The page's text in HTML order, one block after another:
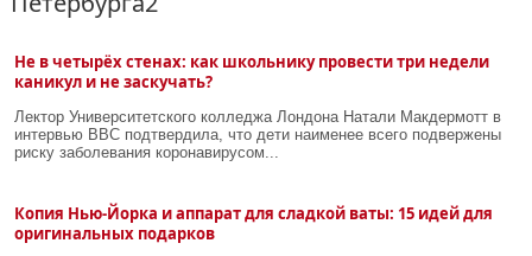
Не в четырёх стенах: как школьнику провести три недели
каникул и не заскучать?
Лектор Университетского колледжа Лондона Натали Макдермотт в
интервью BBC подтвердила, что дети наименее всего подвержены
риску заболевания коронавирусом...
Копия Нью-Йорка и аппарат для сладкой ваты: 15 идей для
оригинальных подарков